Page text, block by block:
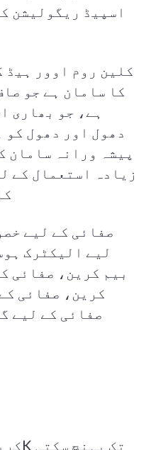
اسپیڈ ریگولیشن
کلین روم اوور ہیڈ
کا سامان ہے جو
ہے، جو بھاری
دھول اور دھول کو
پیشہ ورانہ سامان
زیادہ استعمال کے
صفائی کے لیے
لیے الیکٹرک
بیم کرین، صفائی
کرین، صفائی
صفائی کے لیے